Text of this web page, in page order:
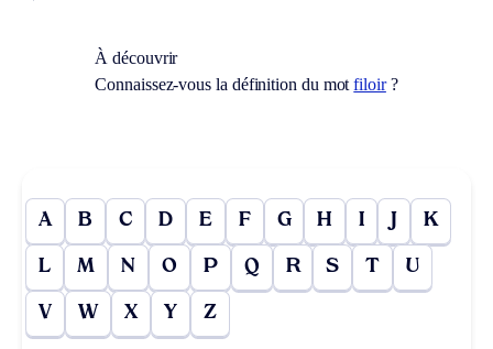
À découvrir
Connaissez-vous la définition du motfiloir?
A B C D E F G H I J K
L M N O P Q R S T U
V W X Y Z